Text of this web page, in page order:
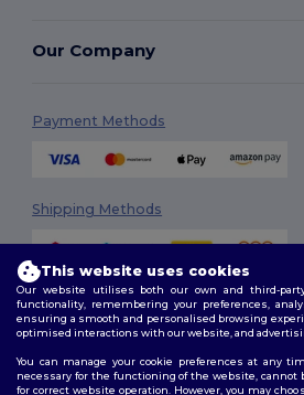
Our Company
Payment Methods
Shipping Methods
Follow Us
This website uses cookies
Our website utilises both our own and third-
functionality, remembering your preferences,
ensuring a smooth and personalised browsing
optimised interactions with our website, and
You can manage your cookie preferences at any
necessary for the functioning of the website, cannot
for correct website operation. However, you may